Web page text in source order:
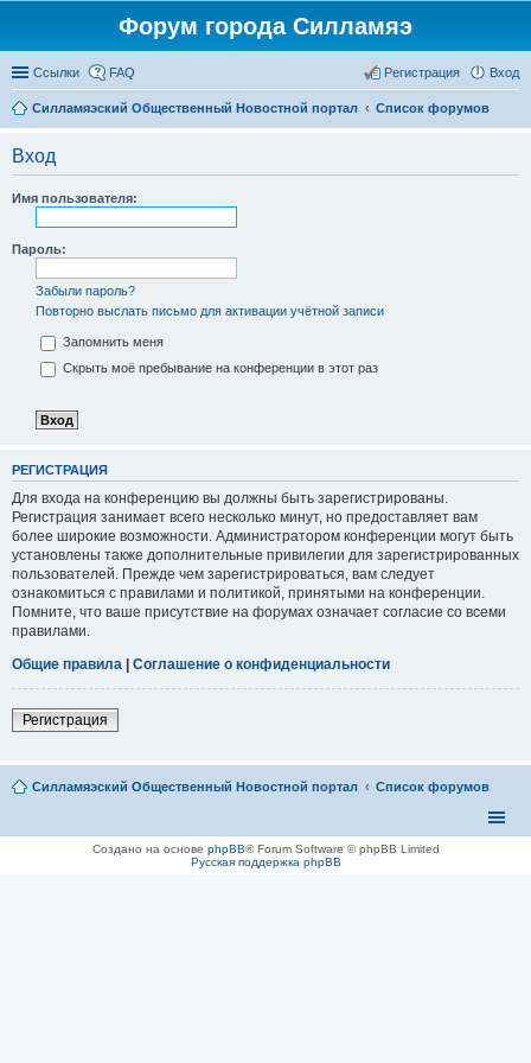
Форум города Силламяэ
Ссылки FAQ Вход
Регистрация
Силламяэский Общественный Новостной портал Список форумов
Вход
Имя пользователя:
Пароль:
Забыли пароль?
Повторно выслать письмо для активации учётной записи
Запомнить меня
Скрыть моё пребывание на конференции в этот раз
РЕГИСТРАЦИЯ
Для входа на конференцию вы должны быть зарегистрированы.
Регистрация занимает всего несколько минут, но предоставляет вам
более широкие возможности. Администратором конференции могут быть
установлены также дополнительные привилегии для зарегистрированных
пользователей. Прежде чем зарегистрироваться, вам следует
ознакомиться с правилами и политикой, принятыми на конференции.
Помните, что ваше присутствие на форумах означает согласие со всеми
правилами.
Общие правила | Соглашение о конфиденциальности
Регистрация
Силламяэский Общественный Новостной портал Список форумов
Создано на основе phpBB® Forum Software © phpBB Limited
Русская поддержка phpBB